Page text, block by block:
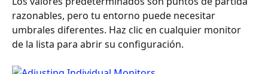
razonables, pero tu entorno puede necesitar
umbrales diferentes. Haz clic en cualquier monitor
de la lista para abrir su configuración.